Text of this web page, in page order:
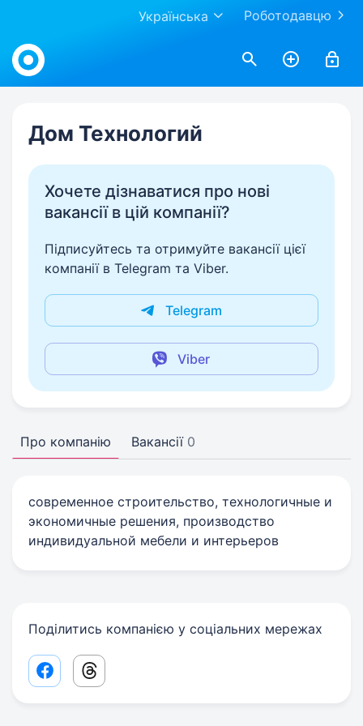
Роботодавцю
Українська
Work.ua
Дом Технологий
Хочете дізнаватися про нові
вакансії в цій компанії?
Підписуйтесь та отримуйте вакансії цієї
компанії в Telegram та Viber.
Telegram
Viber
Про компанію Вакансії 0
современное строительство, технологичные и
экономичные решения, производство
индивидуальной мебели и интерьеров
Поділитись компанією у соціальних мережах
Facebook share link
Threads share link